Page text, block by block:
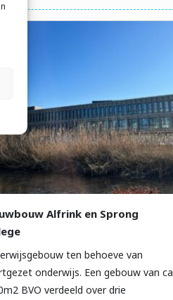
Alfrink en Sprong
ten behoeve van
onderwijs. Een gebouw van ca
BVO verdeeld over drie